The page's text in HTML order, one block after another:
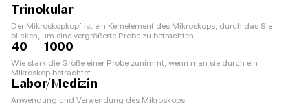
Trinokular
Der Mikroskopkopf ist ein Kernelement des Mikroskops, durch das Sie
blicken, um eine vergrößerte Probe zu betrachten
40 — 1000
Wie stark die Größe einer Probe zunimmt, wenn man sie durch ein
Mikroskop betrachtet
Labor/Medizin
Anwendung und Verwendung des Mikroskops